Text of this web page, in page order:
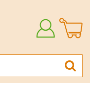
Prihlásiť